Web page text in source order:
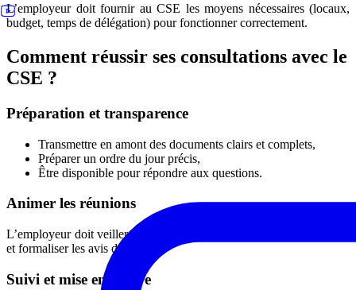
L’employeur doit fournir au CSE les moyens nécessaires (locaux,
budget, temps de délégation) pour fonctionner correctement.
Comment réussir ses consultations avec le
CSE ?
Préparation et transparence
Transmettre en amont des documents clairs et complets,
Préparer un ordre du jour précis,
Être disponible pour répondre aux questions.
Animer les réunions
L’employeur doit veiller à un échange respectueux, noter les débats,
et formaliser les avis du CSE.
Suivi et mise en œuvre